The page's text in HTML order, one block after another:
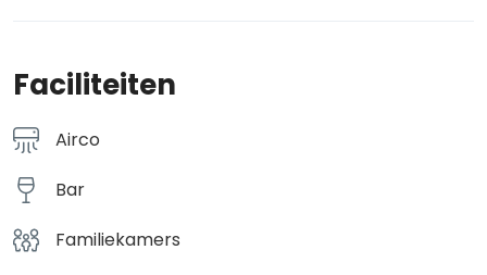
Faciliteiten
Airco
Bar
Familiekamers